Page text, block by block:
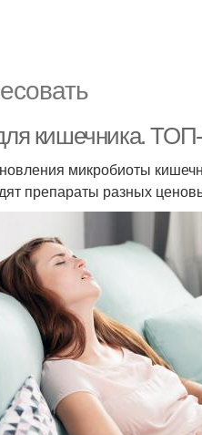
кишечника.
микробиоты
препараты разных